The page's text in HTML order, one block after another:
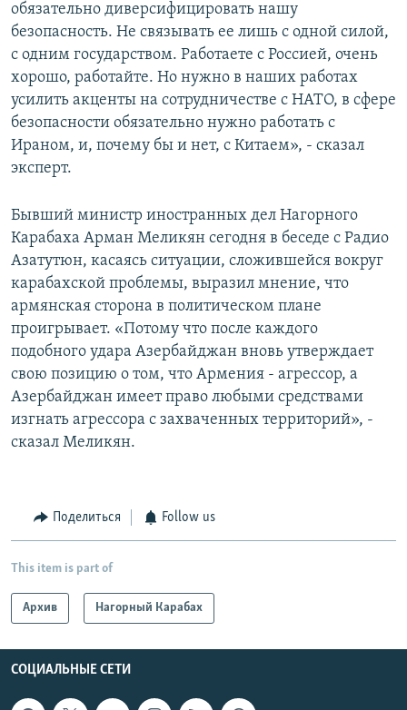
обязательно диверсифицировать нашу
безопасность. Не связывать ее лишь с одной силой,
с одним государством. Работаете с Россией, очень
хорошо, работайте. Но нужно в наших работах
усилить акценты на сотрудничестве с НАТО, в сфере
безопасности обязательно нужно работать с
Ираном, и, почему бы и нет, с Китаем», - сказал
эксперт.
Бывший министр иностранных дел Нагорного
Карабаха Арман Меликян сегодня в беседе с Радио
Азатутюн, касаясь ситуации, сложившейся вокруг
карабахской проблемы, выразил мнение, что
армянская сторона в политическом плане
проигрывает. «Потому что после каждого
подобного удара Азербайджан вновь утверждает
свою позицию о том, что Армения - агрессор, а
Азербайджан имеет право любыми средствами
изгнать агрессора с захваченных территорий», -
сказал Меликян.
Поделиться Follow us
This item is part of
Архив Нагорный Карабах
СОЦИАЛЬНЫЕ СЕТИ